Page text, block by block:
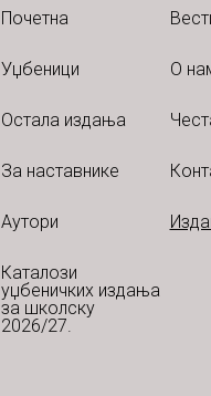
Почетна
Уџбеници О
Остала издања
За наставнике
Аутори
Каталози
уџбеничких издања
за школску
2026/27.